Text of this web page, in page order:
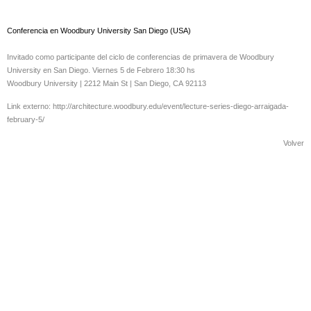
Conferencia en Woodbury University San Diego (USA)
Invitado como participante del ciclo de conferencias de primavera de Woodbury
University en San Diego. Viernes 5 de Febrero 18:30 hs
Woodbury University | 2212 Main St | San Diego, CA 92113
Link externo: http://architecture.woodbury.edu/event/lecture-series-diego-arraigada-
february-5/
Volver